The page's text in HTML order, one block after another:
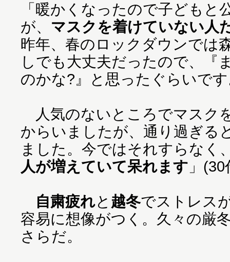
「暖かくなったので子どもと
が、 マスクを着けていない人
昨年、春のロックダウンでは
しでも大丈夫だったので、『
のかな?』と思ったぐらいで
人気のないところでマスク
からいましたが、通り過ぎる
ました。今ではそれすらなく
人が増えていて呆れます 」
自粛疲れと 越冬でストレス
容易に想像がつく。久々の厳
さらだ。